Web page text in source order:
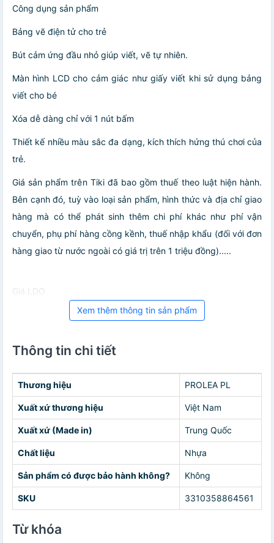
Công dụng sản phẩm
Bảng vẽ điện tử cho trẻ
Bút cảm ứng đầu nhỏ giúp viết, vẽ tự nhiên.
Màn hình LCD cho cảm giác như giấy viết khi sử dụng bảng
viết cho bé
Xóa dễ dàng chỉ với 1 nút bấm
Thiết kế nhiều màu sắc đa dạng, kích thích hứng thú chơi của
trẻ.
Giá sản phẩm trên Tiki đã bao gồm thuế theo luật hiện hành.
Bên cạnh đó, tuỳ vào loại sản phẩm, hình thức và địa chỉ giao
hàng mà có thể phát sinh thêm chi phí khác như phí vận
chuyển, phụ phí hàng cồng kềnh, thuế nhập khẩu (đối với đơn
hàng giao từ nước ngoài có giá trị trên 1 triệu đồng).....
Giá LDO
Xem thêm thông tin sản phẩm
Thông tin chi tiết
Thương hiệu PROLEA PL
Xuất xứ thương hiệu Việt Nam
Xuất xứ (Made in) Trung Quốc
Chất liệu Nhựa
Sản phẩm có được bảo hành không? Không
SKU 3310358864561
Từ khóa